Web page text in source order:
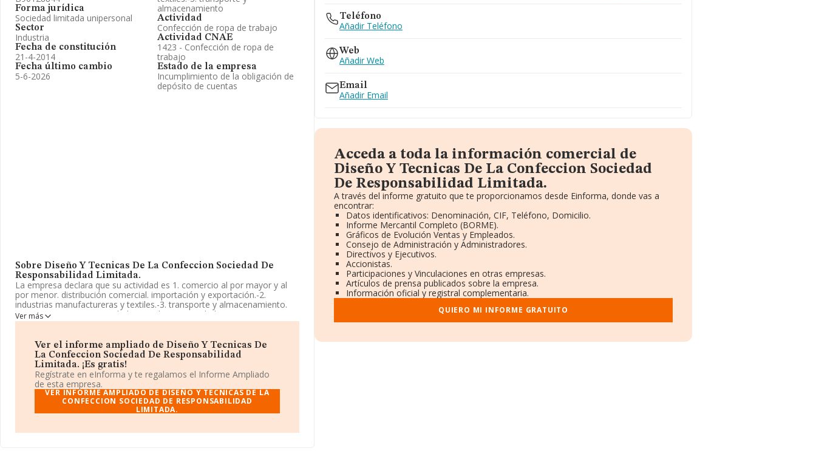
Forma jurídica
Sociedad limitada unipersonal
Sector
Industria
Fecha de constitución
21-4-2014
Fecha último cambio
5-6-2026
almacenamiento
Actividad
Confección de ropa de trabajo
Actividad CNAE
1423 - Confección de ropa de
trabajo
Estado de la empresa
Incumplimiento de la obligación de
depósito de cuentas
Sobre Diseño Y Tecnicas De La Confeccion Sociedad De
Responsabilidad Limitada.
La empresa declara que su actividad es 1. comercio al por mayor y al
por menor. distribución comercial. importación y exportación.-2.
industrias manufactureras y textiles.-3. transporte y almacenamiento.
La empresa es una Sociedad Limitada. Su actividad CNAE es '%cnae%'
con código 1423. La empresa no tiene actividad en mercados
No ha habido variación en cuanto al número de empleados con
respecto al 2021 y teniendo en cuenta la información disponible en
INFORMA, ha dispuesto de un número de empleados por debajo de la
media de sector.
La empresaDiseño y Tecnicas de La Confección Sociedad de
Responsabilidad Limitada, B90128844, se encuentra en Avenida
Ver más
Ver el informe ampliado de Diseño Y Tecnicas De
La Confeccion Sociedad De Responsabilidad
Limitada. ¡Es gratis!
Regístrate en eInforma y te regalamos el Informe Ampliado
de esta empresa.
VER INFORME AMPLIADO DE DISEÑO Y TECNICAS DE LA
CONFECCION SOCIEDAD DE RESPONSABILIDAD
LIMITADA.
Teléfono
Añadir Teléfono
Web
Añadir Web
Email
Añadir Email
Acceda a toda la información comercial de
Diseño Y Tecnicas De La Confeccion Sociedad
De Responsabilidad Limitada.
A través del informe gratuito que te proporcionamos desde Einforma, donde vas a
encontrar:
Datos identificativos: Denominación, CIF, Teléfono, Domicilio.
Informe Mercantil Completo (BORME).
Gráficos de Evolución Ventas y Empleados.
Consejo de Administración y Administradores.
Directivos y Ejecutivos.
Accionistas.
Participaciones y Vinculaciones en otras empresas.
Artículos de prensa publicados sobre la empresa.
Información oficial y registral complementaria.
QUIERO MI INFORME GRATUITO